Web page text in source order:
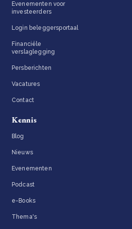
Evenementen voor
investeerders
Login beleggersportaal
Financiële
verslaglegging
Persberichten
Vacatures
Contact
Kennis
Blog
Nieuws
Evenementen
Podcast
e-Books
Thema's